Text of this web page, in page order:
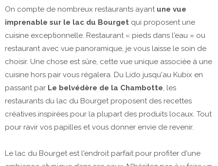
On compte de nombreux restaurants ayant une vue
imprenable sur le lac du Bourget qui proposent une
cuisine exceptionnelle. Restaurant « pieds dans l'eau » ou
restaurant avec vue panoramique, je vous laisse le soin de
choisir. Une chose est sûre, cette vue unique associée à une
cuisine hors pair vous régalera. Du Lido jusqu'au Kubix en
passant par Le belvédère de la Chambotte , les
restaurants du lac du Bourget proposent des recettes
créatives inspirées pour la plupart des produits locaux. Tout
pour ravir vos papilles et vous donner envie de revenir.
Le lac du Bourget est l'endroit parfait pour profiter d'une